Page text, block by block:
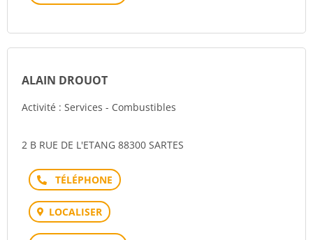
ALAIN DROUOT
Activité : Services - Combustibles
2 B RUE DE L'ETANG 88300 SARTES
Téléphone
LOCALISER